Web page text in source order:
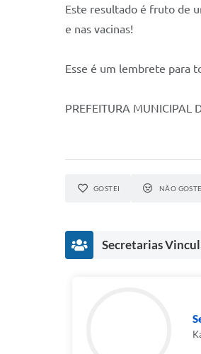
Este resultado é fruto de
e nas vacinas!
Esse é um lembrete para
PREFEITURA MUNICIPAL
GOSTEI NÃO
Secretarias